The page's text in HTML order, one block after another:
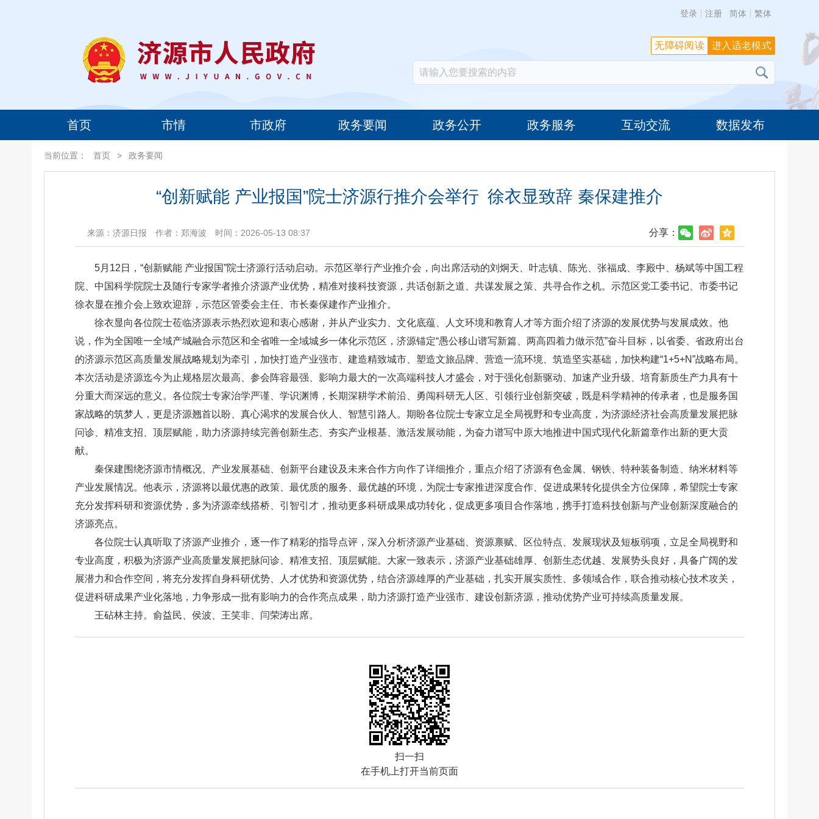
登录 注册 简体 繁体
首页 市情 市政府 政务要闻 政务公开 政务服务 互动交流 数据发布
进入适老模式
无障碍阅读
当前位置： 首页 > 政务要闻
“创新赋能 产业报国”院士济源行推介会举行 徐衣显致辞 秦保建推介
来源：济源日报 作者：郑海波 时间：2026-05-13 08:37 分享：
5月12日，“创新赋能 产业报国”院士济源行活动启动。示范区举行产业推介会，向出席活动的刘炯天、叶志镇、陈光、张福成、李殿中、杨斌等中国工程
院、中国科学院院士及随行专家学者推介济源产业优势，精准对接科技资源，共话创新之道、共谋发展之策、共寻合作之机。示范区党工委书记、市委书记
徐衣显在推介会上致欢迎辞，示范区管委会主任、市长秦保建作产业推介。
徐衣显向各位院士莅临济源表示热烈欢迎和衷心感谢，并从产业实力、文化底蕴、人文环境和教育人才等方面介绍了济源的发展优势与发展成效。他
说，作为全国唯一全域产城融合示范区和全省唯一全域城乡一体化示范区，济源锚定“愚公移山谱写新篇、两高四着力做示范”奋斗目标，以省委、省政府出台
的济源示范区高质量发展战略规划为牵引，加快打造产业强市、建造精致城市、塑造文旅品牌、营造一流环境、筑造坚实基础，加快构建“1+5+N”战略布局。
本次活动是济源迄今为止规格层次最高、参会阵容最强、影响力最大的一次高端科技人才盛会，对于强化创新驱动、加速产业升级、培育新质生产力具有十
分重大而深远的意义。各位院士专家治学严谨、学识渊博，长期深耕学术前沿、勇闯科研无人区、引领行业创新突破，既是科学精神的传承者，也是服务国
家战略的筑梦人，更是济源翘首以盼、真心渴求的发展合伙人、智慧引路人。期盼各位院士专家立足全局视野和专业高度，为济源经济社会高质量发展把脉
问诊、精准支招、顶层赋能，助力济源持续完善创新生态、夯实产业根基、激活发展动能，为奋力谱写中原大地推进中国式现代化新篇章作出新的更大贡
献。
秦保建围绕济源市情概况、产业发展基础、创新平台建设及未来合作方向作了详细推介，重点介绍了济源有色金属、钢铁、特种装备制造、纳米材料等
产业发展情况。他表示，济源将以最优惠的政策、最优质的服务、最优越的环境，为院士专家推进深度合作、促进成果转化提供全方位保障，希望院士专家
充分发挥科研和资源优势，多为济源牵线搭桥、引智引才，推动更多科研成果成功转化，促成更多项目合作落地，携手打造科技创新与产业创新深度融合的
济源亮点。
各位院士认真听取了济源产业推介，逐一作了精彩的指导点评，深入分析济源产业基础、资源禀赋、区位特点、发展现状及短板弱项，立足全局视野和
专业高度，积极为济源产业高质量发展把脉问诊、精准支招、顶层赋能。大家一致表示，济源产业基础雄厚、创新生态优越、发展势头良好，具备广阔的发
展潜力和合作空间，将充分发挥自身科研优势、人才优势和资源优势，结合济源雄厚的产业基础，扎实开展实质性、多领域合作，联合推动核心技术攻关，
促进科研成果产业化落地，力争形成一批有影响力的合作亮点成果，助力济源打造产业强市、建设创新济源，推动优势产业可持续高质量发展。
王砧林主持。俞益民、侯波、王笑非、闫荣涛出席。
扫一扫
在手机上打开当前页面